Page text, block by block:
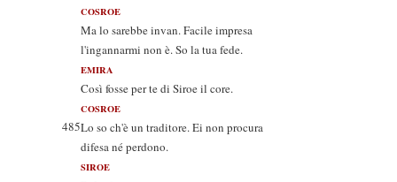
COSROE
Ma lo sarebbe invan. Facile impresa
l'ingannarmi non è. So la tua fede.
EMIRA
Così fosse per te di Siroe il core.
COSROE
485Lo so ch'è un traditore. Ei non procura
difesa né perdono.
SIROE